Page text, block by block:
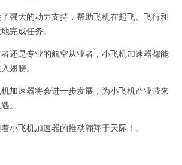
大的动力支持，帮助飞机在起飞、飞行和
完成任务。
是专业的航空从业者，小飞机加速器都能
翅膀。
速器将会进一步发展，为小飞机产业带来
。
飞机加速器的推动翱翔于天际！。